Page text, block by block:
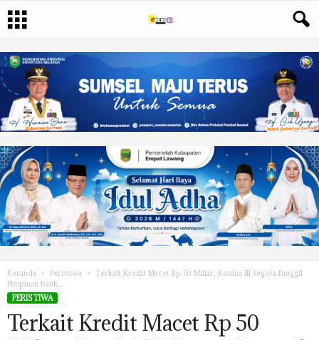
Beranda Peristiwa
Terkait Kredit Macet Rp 50 Miliar, Komisi III Segera Panggil
Pimpinan Bank...
PERISTIWA
Terkait Kredit Macet Rp 50